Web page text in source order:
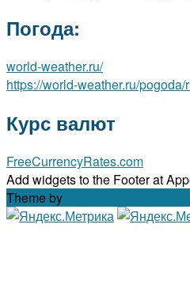
Погода:
world-weather.ru/
https://world-weather.ru/
Курс валют
FreeCurrencyRates.com
Add widgets to the Footer at
Theme by